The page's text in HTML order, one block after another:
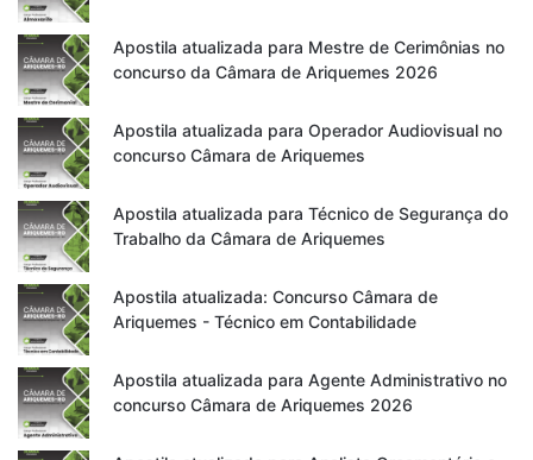
Apostila atualizada para Mestre de Cerimônias no
concurso da Câmara de Ariquemes 2026
Apostila atualizada para Operador Audiovisual no
concurso Câmara de Ariquemes
Apostila atualizada para Técnico de Segurança do
Trabalho da Câmara de Ariquemes
Apostila atualizada: Concurso Câmara de
Ariquemes - Técnico em Contabilidade
Apostila atualizada para Agente Administrativo no
concurso Câmara de Ariquemes 2026